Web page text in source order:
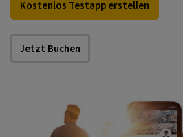
Kostenlos Testapp erstellen
Jetzt Buchen